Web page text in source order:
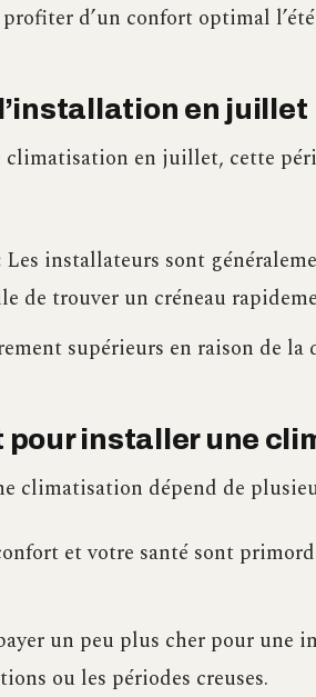
d’un confort optimal
en juillet
en juillet, cette
Les installateurs sont
de trouver un créneau
supérieurs en raison de la
pour installer une
climatisation dépend de
et votre santé sont
un peu plus cher pour une
ou les périodes creuses.